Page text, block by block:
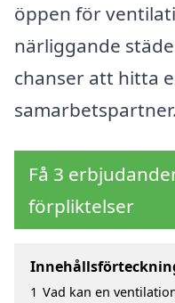
öppen för
närliggande
chanser att hitta
samarbetspartner.
Få 3
förpliktelser
1 Vad kan en